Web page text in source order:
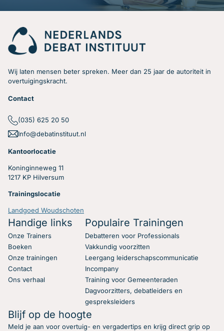
Wij laten mensen beter spreken. Meer dan 25 jaar de autoriteit in
overtuigingskracht.
Contact
(035) 625 20 50
Info@debatinstituut.nl
Kantoorlocatie
Koninginneweg 11
1217 KP Hilversum
Trainingslocatie
Landgoed Woudschoten
Handige links
Onze Trainers
Boeken
Onze trainingen
Contact
Ons verhaal
Populaire Trainingen
Debatteren voor Professionals
Vakkundig voorzitten
Leergang leiderschapscommunicatie
Incompany
Training voor Gemeenteraden
Dagvoorzitters, debatleiders en
gespreksleiders
Blijf op de hoogte
Meld je aan voor overtuig- en vergadertips en krijg direct grip op